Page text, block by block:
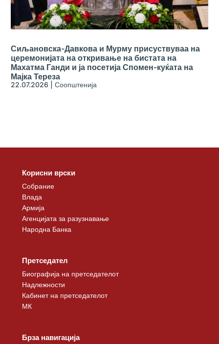
Сиљановска-Давкова и Мурму присуствуваа на
церемонијата на откривање на бистата на
Махатма Ганди и ја посетија Спомен-куќата на
Мајка Тереза
22.07.2026 |Соопштенија
Корисни врски
Собрание
Влада
Армија
Агенцијата за разузнавање
Народна Банка
Претседател
Биографија на претседателот
Надлежности
Кабинет на претседателот
МК
Брза навигација